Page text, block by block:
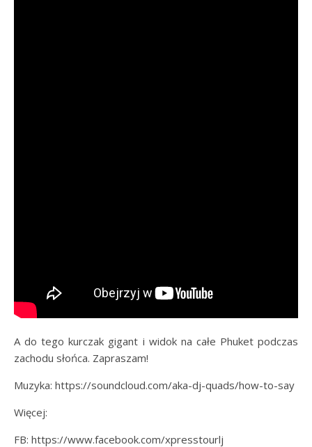
A do tego kurczak gigant i widok na całe Phuket podczas
zachodu słońca. Zapraszam!
Muzyka: https://soundcloud.com/aka-dj-quads/how-to-say
Więcej:
FB: https://www.facebook.com/xpresstourlj